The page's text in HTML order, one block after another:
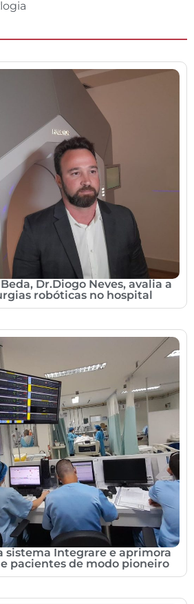
Dr.Diogo Neves, avalia a
robóticas no hospital
sistema Integrare e aprimora
pacientes de modo pioneiro